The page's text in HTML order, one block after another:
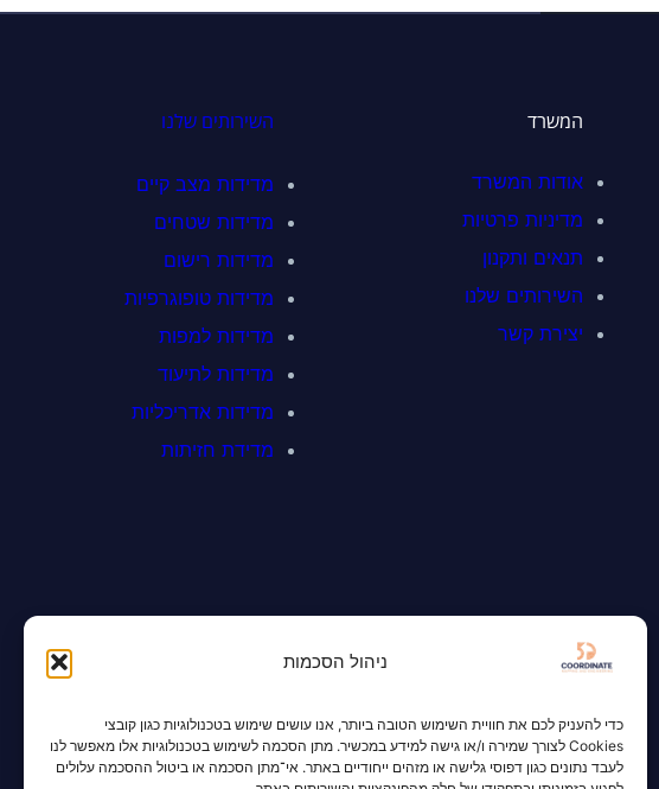
ניהול הסכמות
כדי להעניק לכם את חוויית השימוש הטובה ביותר, אנו עושים שימוש בטכנולוגיות כגון קובצי
Cookies לצורך שמירה ו/או גישה למידע במכשיר. מתן הסכמה לשימוש בטכנולוגיות אלו מאפשר לנו
לעבד נתונים כגון דפוסי גלישה או מזהים ייחודיים באתר. אי־מתן הסכמה או ביטול ההסכמה עלולים
המשרד
אודות המשרד
מדיניות פרטיות
תנאים ותקנון
השירותים שלנו
יצירת קשר
השירותים שלנו
מדידות מצב קיים
מדידות שטחים
מדידות רישום
מדידות טופוגרפיות
מדידות למפות
מדידות לתיעוד
מדידות אדריכליות
מדידת חזיתות